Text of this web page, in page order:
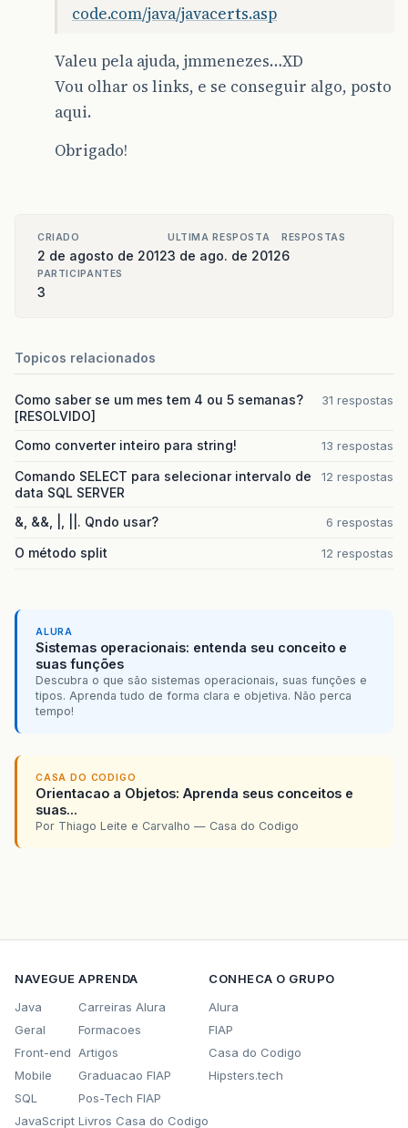
code.com/java/javacerts.asp
Valeu pela ajuda, jmmenezes…XD
Vou olhar os links, e se conseguir algo, posto
aqui.
Obrigado!
CRIADO
2 de agosto de 2012
ULTIMA RESPOSTA
3 de ago. de 2012
RESPOSTAS
6
PARTICIPANTES
3
Topicos relacionados
Como saber se um mes tem 4 ou 5 semanas?
[RESOLVIDO]
31 respostas
Como converter inteiro para string! 13 respostas
Comando SELECT para selecionar intervalo de
data SQL SERVER
12 respostas
&, &&, |, ||. Qndo usar? 6 respostas
O método split 12 respostas
ALURA
Sistemas operacionais: entenda seu conceito e
suas funções
Descubra o que são sistemas operacionais, suas funções e
tipos. Aprenda tudo de forma clara e objetiva. Não perca
tempo!
CASA DO CODIGO
Orientacao a Objetos: Aprenda seus conceitos e
suas...
Por Thiago Leite e Carvalho — Casa do Codigo
NAVEGUE
Java
Geral
Front-end
Mobile
SQL
JavaScript
APRENDA
Carreiras Alura
Formacoes
Artigos
Graduacao FIAP
Pos-Tech FIAP
Livros Casa do Codigo
CONHECA O GRUPO
Alura
FIAP
Casa do Codigo
Hipsters.tech